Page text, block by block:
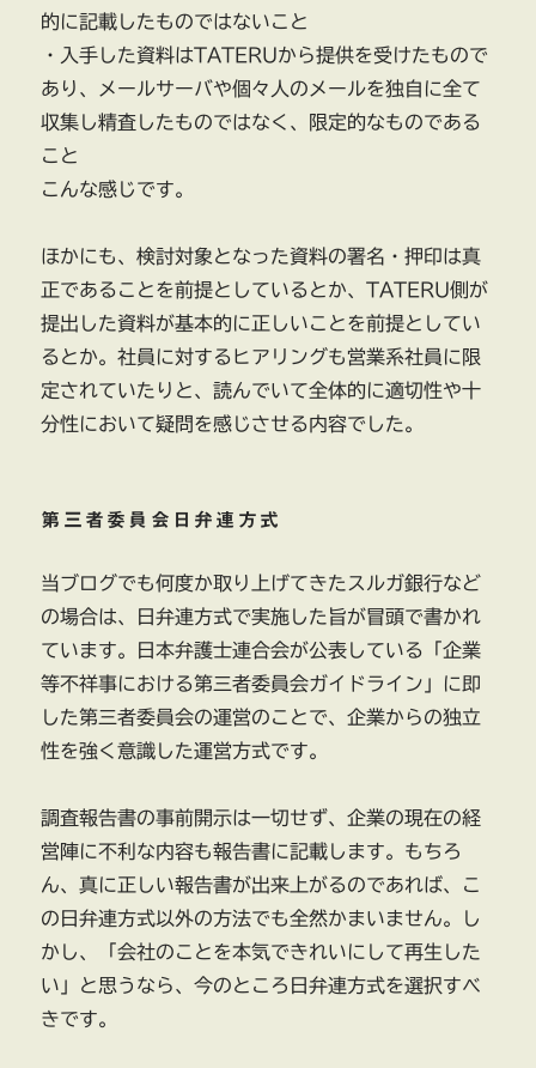
的に記載したものではないこと
・入手した資料はTATERUから提供を受けたもので
あり、メールサーバや個々人のメールを独自に全て
収集し精査したものではなく、限定的なものである
こと
こんな感じです。
ほかにも、検討対象となった資料の署名・押印は真
正であることを前提としているとか、TATERU側が
提出した資料が基本的に正しいことを前提としてい
るとか。社員に対するヒアリングも営業系社員に限
定されていたりと、読んでいて全体的に適切性や十
分性において疑問を感じさせる内容でした。
第三者委員会日弁連方式
当ブログでも何度か取り上げてきたスルガ銀行など
の場合は、日弁連方式で実施した旨が冒頭で書かれ
ています。日本弁護士連合会が公表している「企業
等不祥事における第三者委員会ガイドライン」に即
した第三者委員会の運営のことで、企業からの独立
性を強く意識した運営方式です。
調査報告書の事前開示は一切せず、企業の現在の経
営陣に不利な内容も報告書に記載します。もちろ
ん、真に正しい報告書が出来上がるのであれば、こ
の日弁連方式以外の方法でも全然かまいません。し
かし、「会社のことを本気できれいにして再生した
い」と思うなら、今のところ日弁連方式を選択すべ
きです。